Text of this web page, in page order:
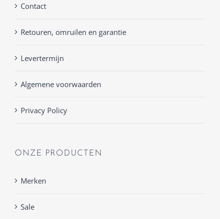
Contact
Retouren, omruilen en garantie
Levertermijn
Algemene voorwaarden
Privacy Policy
ONZE PRODUCTEN
Merken
Sale